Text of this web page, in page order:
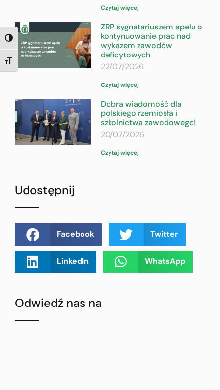
TOGGLE HIGH CONTRAST
TOGGLE FONT SIZE
Czytaj więcej
ZRP sygnatariuszem apelu o
kontynuowanie prac nad
wykazem zawodów
deficytowych
22/07/2026
Czytaj więcej
Dobra wiadomość dla
polskiego rzemiosła i
szkolnictwa zawodowego!
20/07/2026
Czytaj więcej
Udostępnij
Facebook Twitter
LinkedIn WhatsApp
Odwiedź nas na